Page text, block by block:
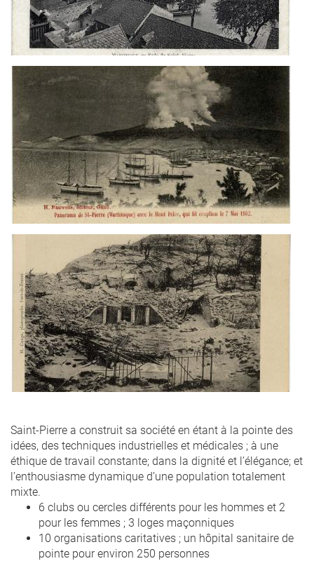
Saint-Pierre a construit sa société en étant à la pointe des
idées, des techniques industrielles et médicales ; à une
éthique de travail constante; dans la dignité et l’élégance; et
l’enthousiasme dynamique d’une population totalement
mixte.
6 clubs ou cercles différents pour les hommes et 2
pour les femmes ; 3 loges maçonniques
10 organisations caritatives ; un hôpital sanitaire de
pointe pour environ 250 personnes